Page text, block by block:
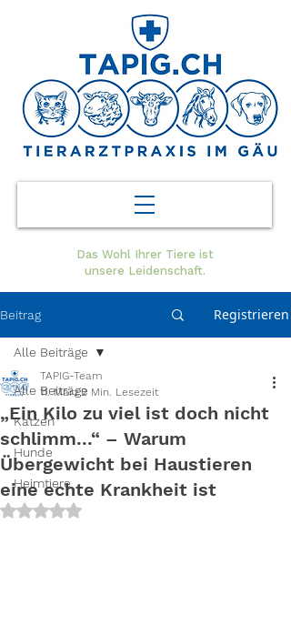
Das Wohl Ihrer Tiere ist
unsere Leidenschaft.
Beitrag Registrieren
Alle Beiträge
Katzen
Hunde
Heimtiere
Alle Beiträge
„Ein Kilo zu viel ist doch nicht
schlimm...“ – Warum
Übergewicht bei Haustieren
eine echte Krankheit ist
TAPIG-Team
11. März2 Min. Lesezeit
Mit NaN von 5 Sternen bewertet.